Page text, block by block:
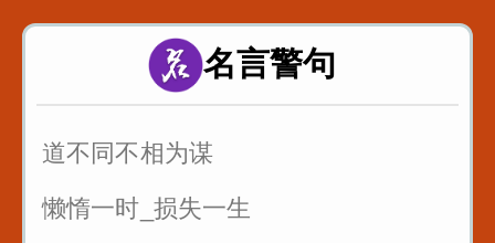
一个脏字不说_如何回怼别人
一开口说话让别人喜欢你
别人夸你_如何巧妙回答_而不是阿谀
名言警句
道不同不相为谋
懒惰一时_损失一生